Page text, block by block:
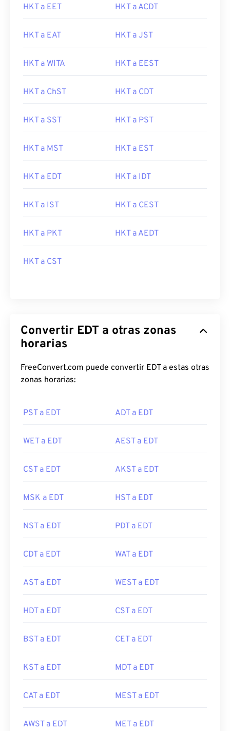
HKT a EET HKT a ACDT
HKT a EAT HKT a JST
HKT a WITA HKT a EEST
HKT a ChST HKT a CDT
HKT a SST HKT a PST
HKT a MST HKT a EST
HKT a EDT HKT a IDT
HKT a IST HKT a CEST
HKT a PKT HKT a AEDT
HKT a CST
Convertir EDT a otras zonas
horarias
FreeConvert.com puede convertir EDT a estas otras
zonas horarias:
PST a EDT ADT a EDT
WET a EDT AEST a EDT
CST a EDT AKST a EDT
MSK a EDT HST a EDT
NST a EDT PDT a EDT
CDT a EDT WAT a EDT
AST a EDT WEST a EDT
HDT a EDT CST a EDT
BST a EDT CET a EDT
KST a EDT MDT a EDT
CAT a EDT MEST a EDT
AWST a EDT MET a EDT